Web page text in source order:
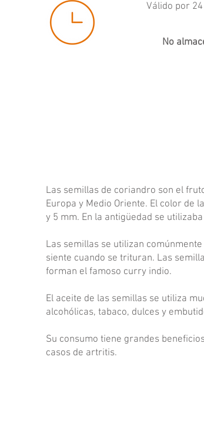
Válido por
No
Las semillas de coriandro son el
Europa y Medio Oriente. El color de
y 5 mm. En la antigüedad se
Las semillas se utilizan
siente cuando se trituran. Las
forman el famoso curry indio.
El aceite de las semillas se utiliza
alcohólicas, tabaco, dulces y
Su consumo tiene grandes
casos de artritis.